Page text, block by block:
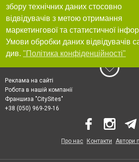
збору технічних даних стосовно
відвідувачів з метою отримання
маркетингової та статистичної
Умови обробки даних відвідувачів
див. "Політика конфіденційності"
Реклама на сайті
Робота в нашій компанії
Франшиза "CitySites"
+38 (050) 969-29-16
Про нас Контакти Автори